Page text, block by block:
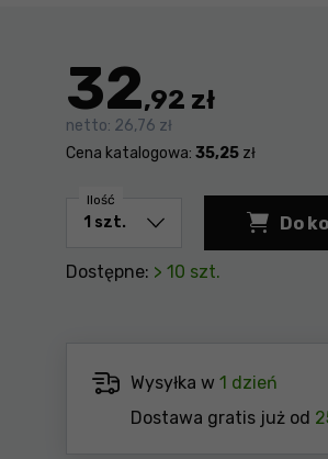
32,92 zł
netto: 26,76 zł
Cena katalogowa: 35,25 zł
Ilość
Do
Dostępne: > 10 szt.
Wysyłka w 1 dzień
Dostawa gratis już od